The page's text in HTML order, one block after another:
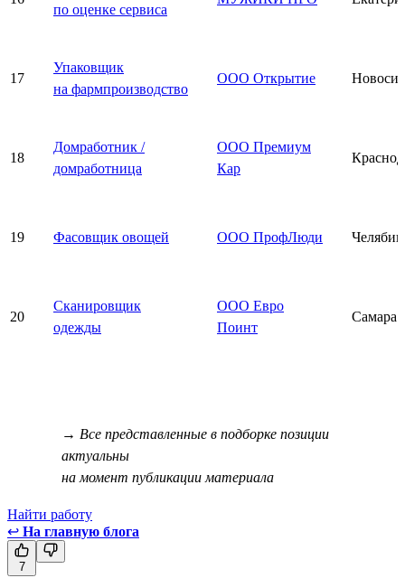
по оценке сервиса
17
Упаковщик
на фармпроизводство
ООО Открытие
18
Домработник /
домработница
ООО Премиум
Кар
19 Фасовщик овощей ООО ПрофЛюди
20
Сканировщик
одежды
ООО Евро
Поинт
Самара
→ Все представленные в подборке позиции
актуальны
на момент публикации материала
Найти работу
↩ На главную блога
7